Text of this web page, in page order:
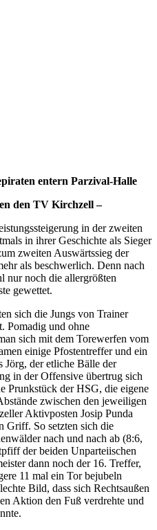
entern Parzival-Halle
den TV Kirchzell –
in der zweiten
in ihrer Geschichte als Sieger
zweiten Auswärtssieg der
als beschwerlich. Denn nach
nur noch die allergrößten
gewettet.
sich die Jungs von Trainer
Pomadig und ohne
sich mit dem Torewerfen vom
einige Pfostentreffer und ein
der etliche Bälle der
in der Offensive übertrug sich
Prunkstück der HSG, die eigene
zwischen den jeweiligen
Aktivposten Josip Punda
Griff. So setzten sich die
nach und nach ab (8:6,
der beiden Unparteiischen
dann noch der 16. Treffer,
11 mal ein Tor bejubeln
Bild, dass sich Rechtsaußen
Aktion den Fuß verdrehte und